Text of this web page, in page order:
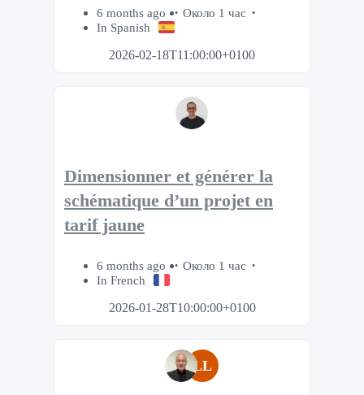
6 months ago
Около 1 час
In Spanish
2026-02-18T11:00:00+0100
Dimensionner et générer la
schématique d’un projet en
tarif jaune
6 months ago
Около 1 час
In French
2026-01-28T10:00:00+0100
LL